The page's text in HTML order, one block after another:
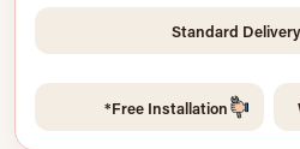
Standard
Free Installation*